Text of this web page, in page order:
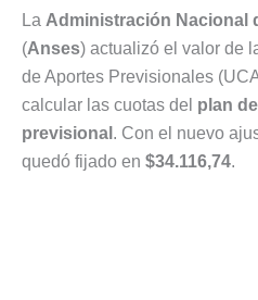
La Administración Nacional
(Anses) actualizó el valor de
de Aportes Previsionales
calcular las cuotas del plan
previsional . Con el nuevo
quedó fijado en $34.116,74.